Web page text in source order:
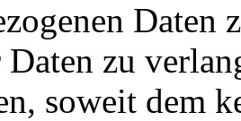
zu
soweit dem